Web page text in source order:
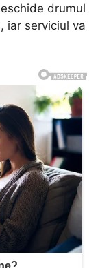
drumul
iar serviciul va